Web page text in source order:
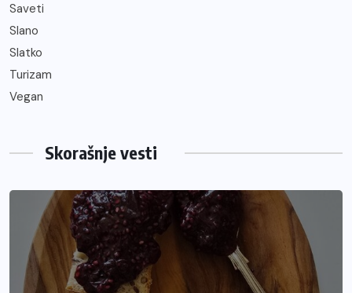
Saveti
Slano
Slatko
Turizam
Vegan
Skorašnje vesti